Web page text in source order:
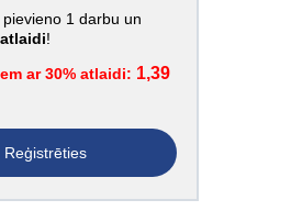
, pievieno 1 darbu un
!
ar 30% atlaidi: 1,39
Reģistrēties